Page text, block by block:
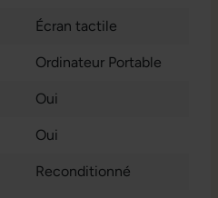
Écran tactile
Ordinateur Portable
Oui
Oui
Reconditionné